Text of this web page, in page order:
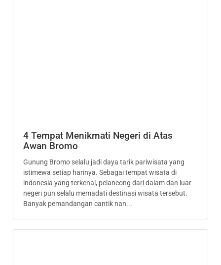
4 Tempat Menikmati Negeri di Atas
Awan Bromo
Gunung Bromo selalu jadi daya tarik pariwisata yang
istimewa setiap harinya. Sebagai tempat wisata di
indonesia yang terkenal, pelancong dari dalam dan luar
negeri pun selalu memadati destinasi wisata tersebut.
Banyak pemandangan cantik nan...